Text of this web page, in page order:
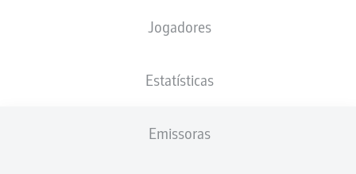
Jogadores
Estatísticas
Emissoras